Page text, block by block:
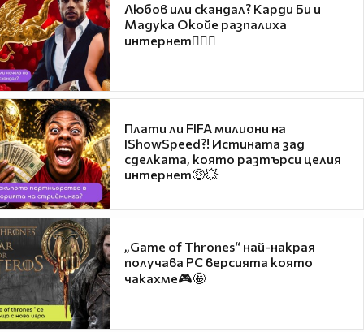
Любов или скандал? Карди Би и
Мадука Окойе разпалиха
интернет❤️‍🔥🔥
Плати ли FIFA милиони на
IShowSpeed?! Истината зад
сделката, която разтърси целия
интернет🤑💥
„Game of Thrones“ най-накрая
получава PC версията която
чакахме🎮🤩